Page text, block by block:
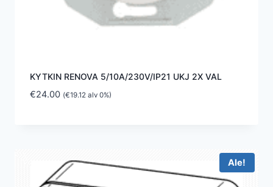
KYTKIN RENOVA 5/10A/230V/IP21 UKJ 2X VAL
€24.00 (€19.12alv 0%)
Ale!